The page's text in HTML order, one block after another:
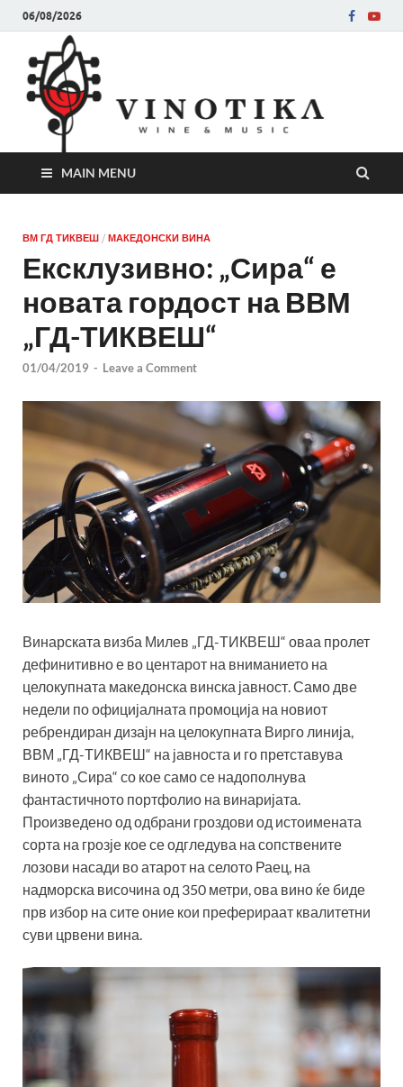
06/08/2026
MAIN MENU
ВМ ГД ТИКВЕШ / МАКЕДОНСКИ ВИНА
Ексклузивно: „Сира“ е
новата гордост на ВВМ
„ГД-ТИКВЕШ“
01/04/2019 - Leave a Comment
Винарската визба Милев „ГД-ТИКВЕШ“ оваа пролет
дефинитивно е во центарот на вниманието на
целокупната македонска винска јавност. Само две
недели по официјалната промоција на новиот
ребрендиран дизајн на целокупната Вирго линија,
ВВМ „ГД-ТИКВЕШ“ на јавноста и го претставува
виното „Сира“ со кое само се надополнува
фантастичното портфолио на винаријата.
Произведено од одбрани гроздови од истоимената
сорта на грозје кое се одгледува на сопствените
лозови насади во атарот на селото Раец, на
надморска височина од 350 метри, ова вино ќе биде
прв избор на сите оние кои преферираат квалитетни
суви црвени вина.